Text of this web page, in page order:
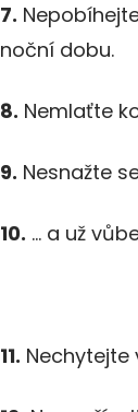
7.
noční dobu.
8. Nemlaťte
9. Nesnažte
10. … a už
11. Nechytejte